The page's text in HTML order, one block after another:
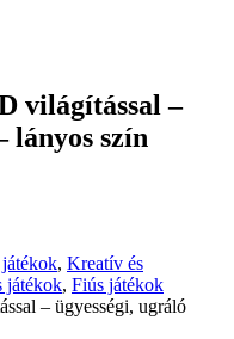
világítással –
lányos szín
, Kreatív és
játékok, Fiús játékok
– ügyességi, ugráló